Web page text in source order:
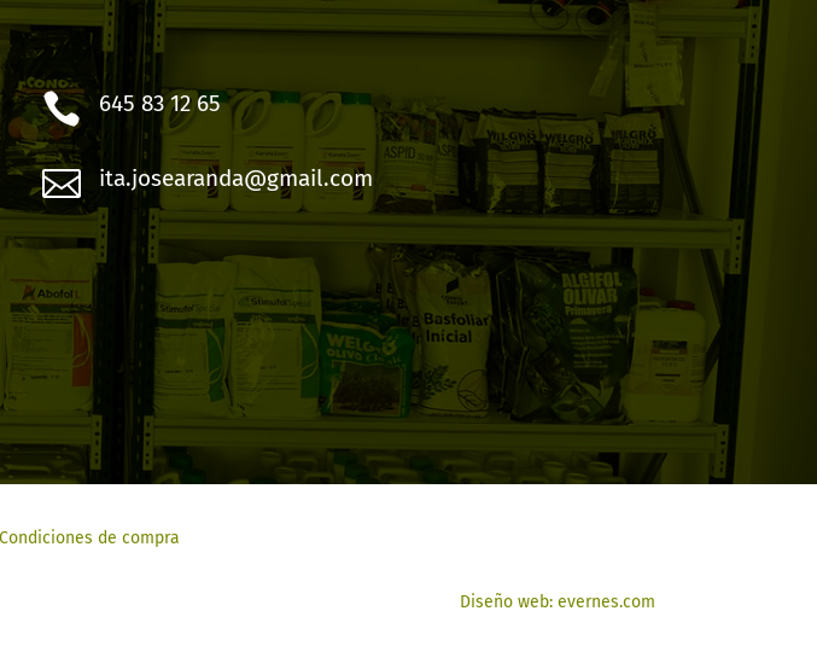
 645 83 12 65
 ita.josearanda@gmail.com
Condiciones de compra
Diseño web: evernes.com